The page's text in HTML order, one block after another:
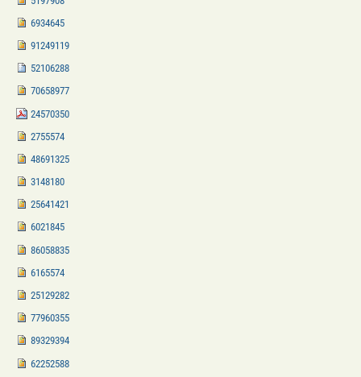
6934645
91249119
52106288
70658977
24570350
2755574
48691325
3148180
25641421
6021845
86058835
6165574
25129282
77960355
89329394
62252588